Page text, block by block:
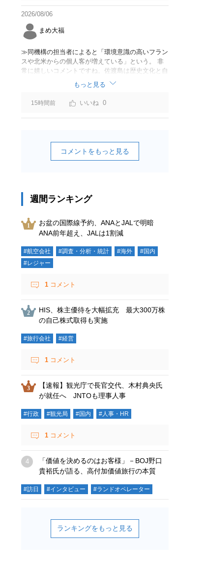
て面倒です。
2026/08/06
まめ大福
≫同機構の担当者によると「環境意識の高いフラン
スや北米からの個人客が増えている」という。 非
常に嬉しいコメントですね。佐渡島は歴史文化と自
然が相まっての土地となっているので、個人的には
環境意識の低い人は来ないでほしいです。「金がと
れるんじゃないか」と勝手に穴掘ったりしそうな国
の人は来ないでほしいですね。
もっと見る
15時間前 0
コメントをもっと見る
週間ランキング
お盆の国際線予約、ANAとJALで明暗
ANA前年超え、JALは1割減
#航空会社 #調査・分析・統計 #海外
#国内
#レジャー
1 コメント
HIS、株主優待を大幅拡充 最大300万株
の自己株式取得も実施
#旅行会社 #経営
1 コメント
【速報】観光庁で長官交代、木村典央氏
が就任へ JNTOも理事人事
#行政 #観光局 #国内 #人事・HR
1 コメント
「価値を決めるのはお客様」－BOJ野口
貴裕氏が語る、高付加価値旅行の本質
#訪日 #インタビュー #ランドオペレーター